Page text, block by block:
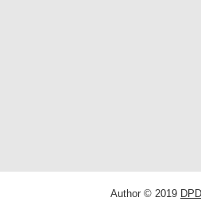
Author © 2019